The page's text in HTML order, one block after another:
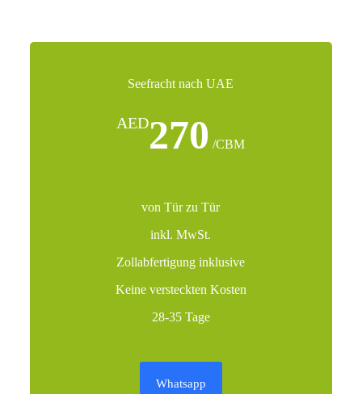
Seefracht nach UAE
AED270 /CBM
von Tür zu Tür
inkl. MwSt.
Zollabfertigung inklusive
Keine versteckten Kosten
28-35 Tage
Whatsapp